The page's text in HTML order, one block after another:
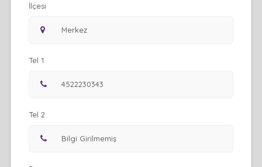
İlçesi
Tel 1
Tel 2